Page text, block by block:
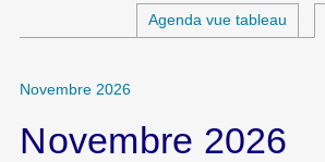
Agenda vue tableau
Novembre 2026
Novembre 2026